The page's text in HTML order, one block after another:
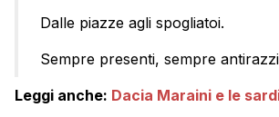
Dalle piazze agli spogliatoi.
Sempre presenti, sempre
Leggi anche: Dacia Maraini e le